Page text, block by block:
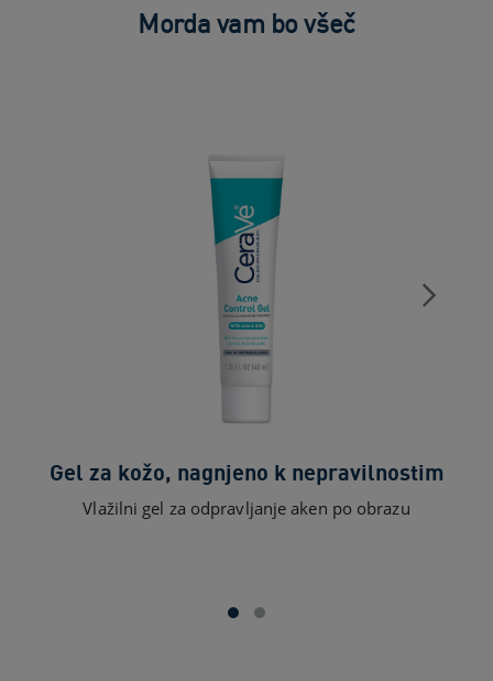
Morda vam bo všeč
Gel za kožo, nagnjeno k nepravilnostim
Vlažilni gel za odpravljanje aken po obrazu